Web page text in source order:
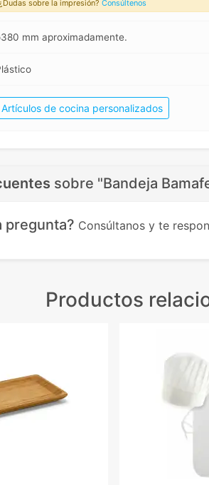
¿Dudas sobre la impresión? Consúltenos
mm aproximadamente.
Artículos de cocina personalizados
sobre "Bandeja
pregunta? Consúltanos y te
Productos